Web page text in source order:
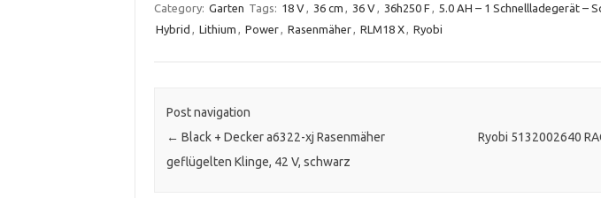
Category: Garten Tags: 18 V, 36 cm , 36 V, 36h250 F, 5.0 AH – 1 Schnellladegerät –
Hybrid , Lithium , Power, Rasenmäher, RLM18 X, Ryobi
Post navigation
← Black + Decker a6322-xj Rasenmäher
geflügelten Klinge, 42 V, schwarz
Ryobi 5132002640